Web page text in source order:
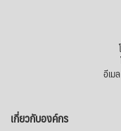
อีเม
เกี่ยวกับองค์กร